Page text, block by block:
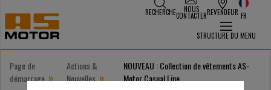
RECHERCHE NOUS
CONTACTERREVENDEUR FR
STRUCTURE DU MENU
Page de
démarrage »
Actions &
Nouvelles »
NOUVEAU : Collection de vêtements AS-
Motor Casual Line